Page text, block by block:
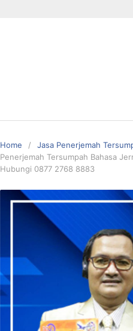
Home
Jasa Penerjemah
Penerjemah Tersumpah Bahasa
Hubungi 0877 2768 8883